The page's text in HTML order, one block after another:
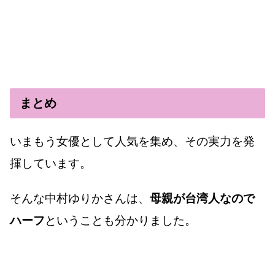
まとめ
いまもう女優として人気を集め、その実力を発
揮しています。
そんな中村ゆりかさんは、 母親が台湾人なので
ハーフということも分かりました。